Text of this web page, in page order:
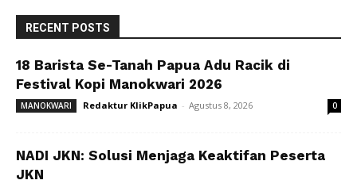
RECENT POSTS
18 Barista Se-Tanah Papua Adu Racik di
Festival Kopi Manokwari 2026
MANOKWARI Redaktur KlikPapua - Agustus 8, 2026 0
NADI JKN: Solusi Menjaga Keaktifan Peserta
JKN